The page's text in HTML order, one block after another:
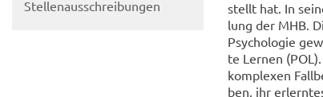
Stel­len­aus­schrei­bun­gen
stellt hat. In
lung der MHB.
Psy­cho­lo­gie
te Ler­nen
kom­ple­xen
ben, ihr